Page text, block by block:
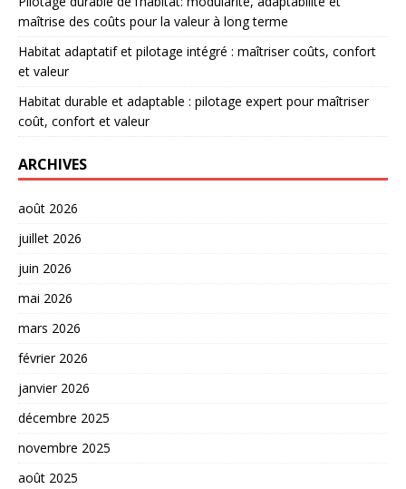
maîtrise des coûts pour la valeur à long terme
Habitat adaptatif et pilotage intégré : maîtriser coûts, confort
et valeur
Habitat durable et adaptable : pilotage expert pour maîtriser
coût, confort et valeur
ARCHIVES
août 2026
juillet 2026
juin 2026
mai 2026
mars 2026
février 2026
janvier 2026
décembre 2025
novembre 2025
août 2025